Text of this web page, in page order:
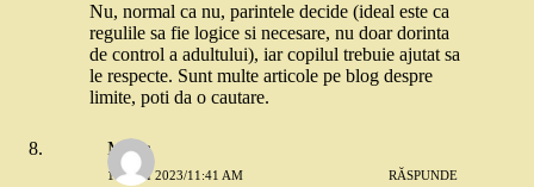
Nu, normal ca nu, parintele decide (ideal este ca
regulile sa fie logice si necesare, nu doar dorinta
de control a adultului), iar copilul trebuie ajutat sa
le respecte. Sunt multe articole pe blog despre
limite, poti da o cautare.
Maria
11 MAI 2023/11:41 AM RĂSPUNDE